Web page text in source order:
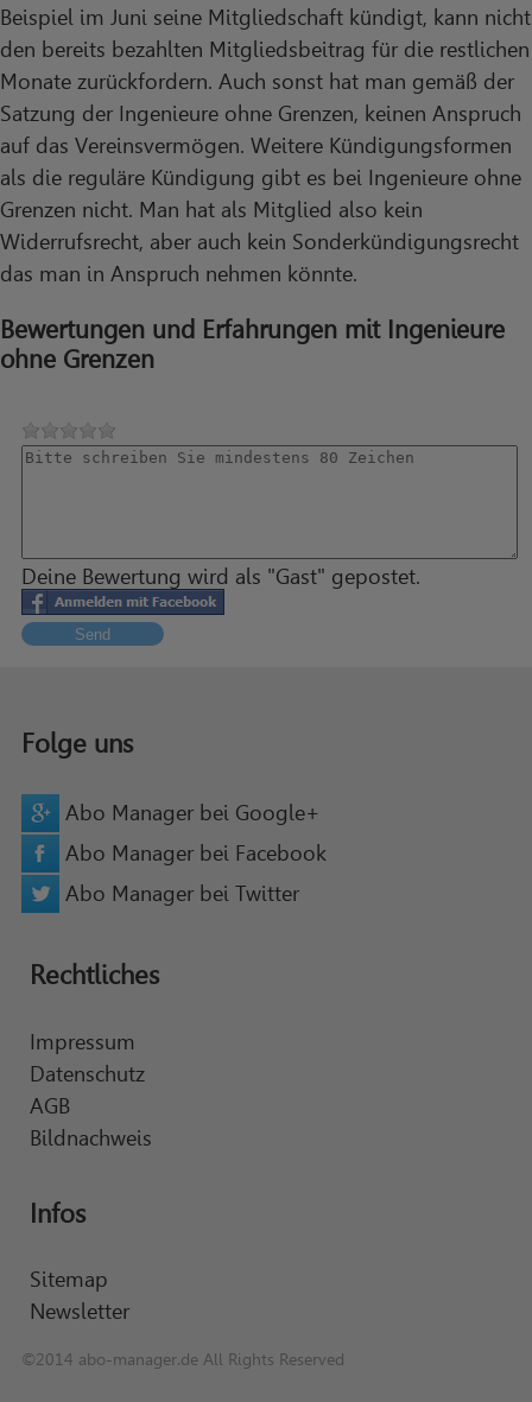
Beispiel im Juni seine Mitgliedschaft kündigt, kann nicht
den bereits bezahlten Mitgliedsbeitrag für die restlichen
Monate zurückfordern. Auch sonst hat man gemäß der
Satzung der Ingenieure ohne Grenzen, keinen Anspruch
auf das Vereinsvermögen. Weitere Kündigungsformen
als die reguläre Kündigung gibt es bei Ingenieure ohne
Grenzen nicht. Man hat als Mitglied also kein
Widerrufsrecht, aber auch kein Sonderkündigungsrecht
das man in Anspruch nehmen könnte.
Bewertungen und Erfahrungen mit Ingenieure
ohne Grenzen
Deine Bewertung wird als "Gast" gepostet.
Send
Folge uns
Abo Manager bei Google+
Abo Manager bei Facebook
Abo Manager bei Twitter
Rechtliches
Impressum
Datenschutz
AGB
Bildnachweis
Infos
Sitemap
Newsletter
©2014 abo-manager.de All Rights Reserved